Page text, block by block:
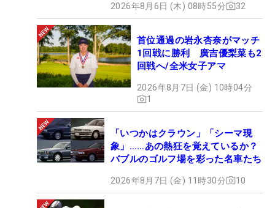
2026年8月6日 (木) 08時55分 32
首位通過の岩永杏奈がマッチ
1回戦に勝利 廣吉優梨菜も2
回戦へ/全米女子アマ
2026年8月7日 (金) 10時04分
1
「いつかはクラウン」「シーマ現
象」……あの熱狂を覚えているか？
バブルのゴルフ場を彩った名車たち
2026年8月7日 (金) 11時30分 10